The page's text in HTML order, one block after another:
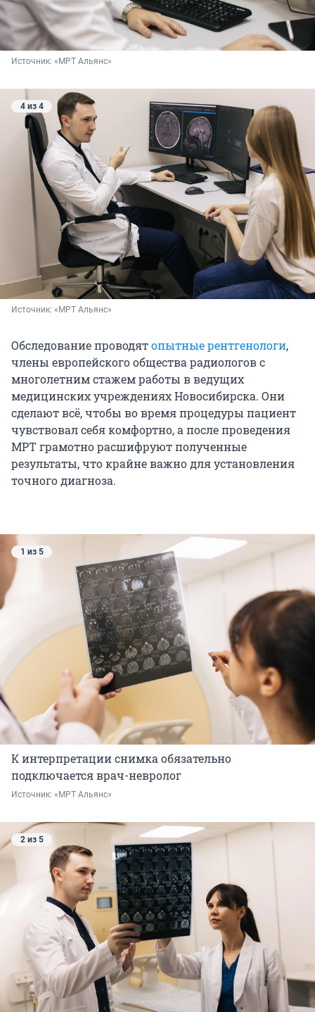
Источник: «МРТ Альянс»
4 из 4
Источник: «МРТ Альянс»
Обследование проводятопытные рентгенологи,
члены европейского общества радиологов с
многолетним стажем работы в ведущих
медицинских учреждениях Новосибирска. Они
сделают всё, чтобы во время процедуры пациент
чувствовал себя комфортно, а после проведения
МРТ грамотно расшифруют полученные
результаты, что крайне важно для установления
точного диагноза.
1 из 5
К интерпретации снимка обязательно
подключается врач-невролог
Источник: «МРТ Альянс»
2 из 5